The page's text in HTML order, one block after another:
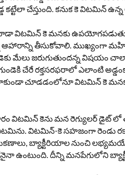
క‌ట్టేలా చేస్తుంది. క‌నుక కె విట‌మిన్
కూడా విట‌మిన్ కె మ‌న‌కు
తీసుకోవాలి. ముఖ్యంగా
మేలు జరుగుతుందన్న
చేరే రక్తసరఫరాలో ఎలాంటి
రాకుండా చూడ‌డంలోనూ విట‌మిన్ కె
విటమిన్ కెను మన రెగ్యులర్ డైట్
విటమిన్-కె సహజంగా రెండు
బ్యాక్టీరియాల నుంచి
ఉంటుంది. దీన్ని మనపేగులోని